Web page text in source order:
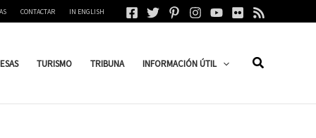
CONTACTAR IN ENGLISH
TURISMO TRIBUNA INFORMACIÓN ÚTIL